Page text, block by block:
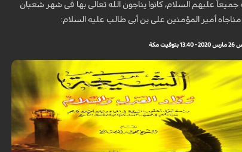
جمیعاً علیهم السلام، کانوا یناجون الله تعالى بها فی شهر شعبان
أمیر المؤمنین علی بن أبی طالب علیه السلام:
مكة